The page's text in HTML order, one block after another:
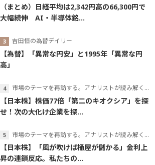
（まとめ）日経平均は2,342円高の66,300円で
大幅続伸 AI・半導体銘...
吉田恒の為替デイリー
【為替】「異常な円安」と1995年「異常な円
高」
市場のテーマを再訪する。アナリストが読み解くテーマの本質
【日本株】株価77倍「第二のキオクシア」を探
せ！次の大化け企業を探...
市場のテーマを再訪する。アナリストが読み解くテーマの本質
【日本株】「風が吹けば桶屋が儲かる」金利上
昇の連鎖反応。私たちの...